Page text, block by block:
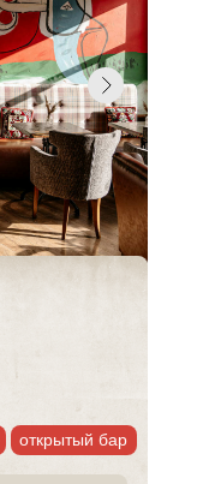
открытый бар